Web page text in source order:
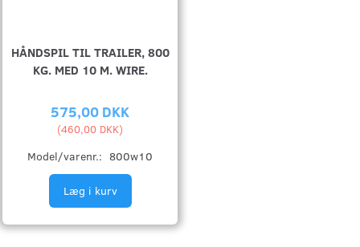
HÅNDSPIL TIL TRAILER, 800
KG. MED 10 M. WIRE.
575,00 DKK
(460,00 DKK)
Model/varenr.: 800w10
Læg i kurv